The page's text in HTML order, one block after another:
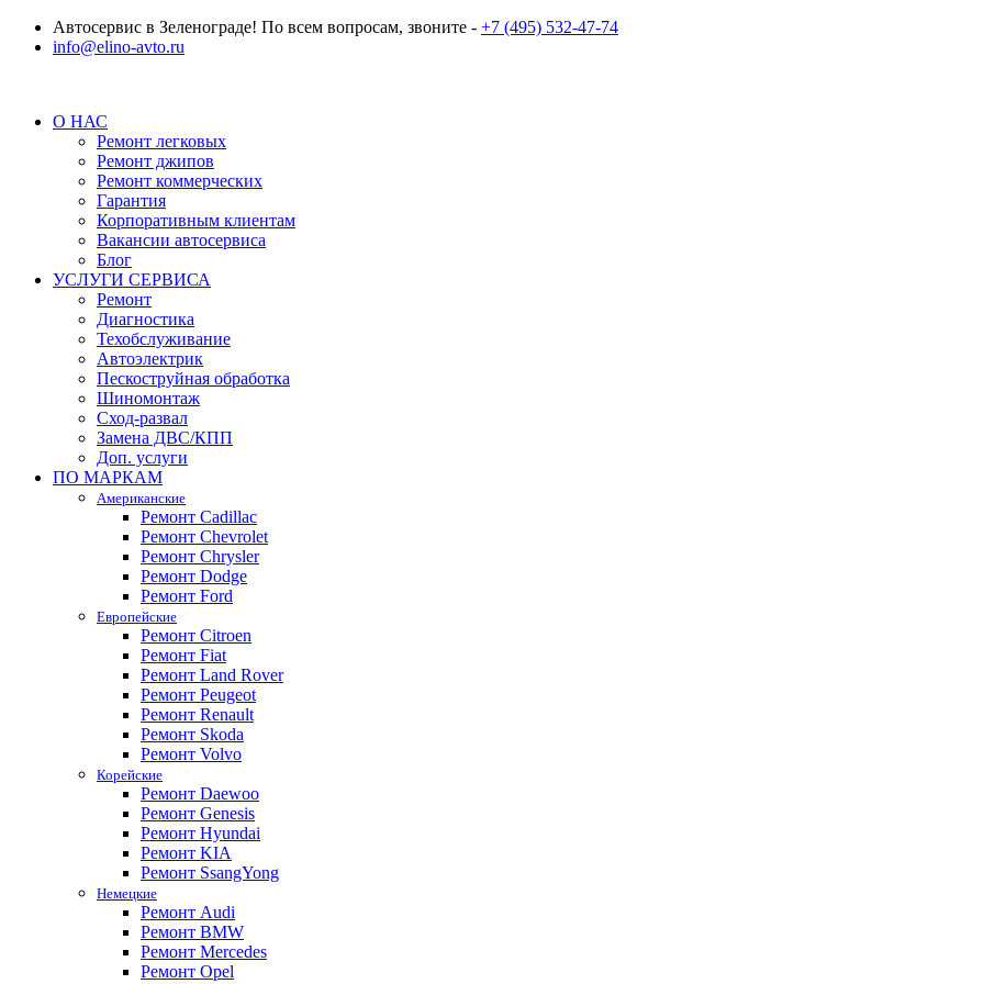
Автосервис в Зеленограде! По всем вопросам, звоните - +7 (495) 532-47-74
info@elino-avto.ru
О НАС
Ремонт легковых
Ремонт джипов
Ремонт коммерческих
Гарантия
Корпоративным клиентам
Вакансии автосервиса
Блог
УСЛУГИ СЕРВИСА
Ремонт
Диагностика
Техобслуживание
Автоэлектрик
Пескоструйная обработка
Шиномонтаж
Сход-развал
Замена ДВС/КПП
Доп. услуги
ПО МАРКАМ
Американские
Ремонт Cadillac
Ремонт Chevrolet
Ремонт Chrysler
Ремонт Dodge
Ремонт Ford
Европейские
Ремонт Citroen
Ремонт Fiat
Ремонт Land Rover
Ремонт Peugeot
Ремонт Renault
Ремонт Skoda
Ремонт Volvo
Корейские
Ремонт Daewoo
Ремонт Genesis
Ремонт Hyundai
Ремонт KIA
Ремонт SsangYong
Немецкие
Ремонт Audi
Ремонт BMW
Ремонт Mercedes
Ремонт Opel